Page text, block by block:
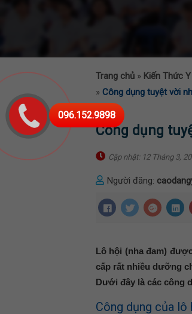
096.152.9898
Trang chủ » Kiến Thức
» Công dụng tuyệt vời
Công dụng
Cập nhật: 12 Tháng 3,
Người đăng:
Lô hội (nha đam)
cấp rất nhiều dưỡng
Dưới đây là các công
Công dụng của